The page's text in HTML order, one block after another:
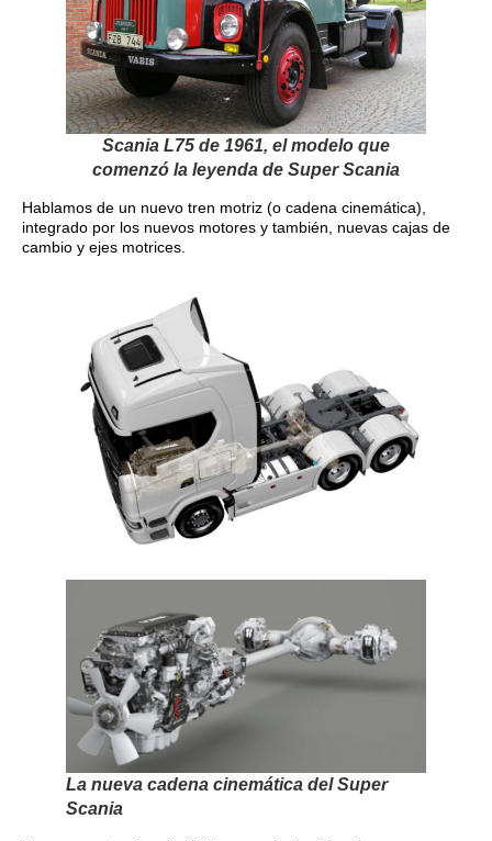
Scania L75 de 1961, el modelo que
comenzó la leyenda de Super Scania
Hablamos de un nuevo tren motriz (o cadena cinemática),
integrado por los nuevos motores y también, nuevas cajas de
cambio y ejes motrices.
La nueva cadena cinemática del Super
Scania